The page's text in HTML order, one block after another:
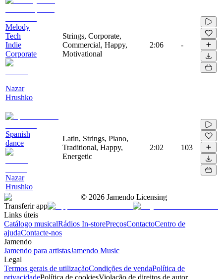
Melody
Tech
Indie
Corporate
Nazar
Hrushko
Strings, Corporate,
Commercial, Happy,
Motivational
2:06 -
Spanish
dance
Nazar
Hrushko
Latin, Strings, Piano,
Traditional, Happy,
Energetic
2:02 103
© 2026 Jamendo Licensing
Transferir app
Links úteis
Catálogo musicalRádios In-storePreçosContactoCentro de
ajudaContacte-nos
Jamendo
Jamendo para artistasJamendo Music
Legal
Termos gerais de utilizaçãoCondições de vendaPolítica de
privacidadePolítica de cookiesViolação de direitos de autor